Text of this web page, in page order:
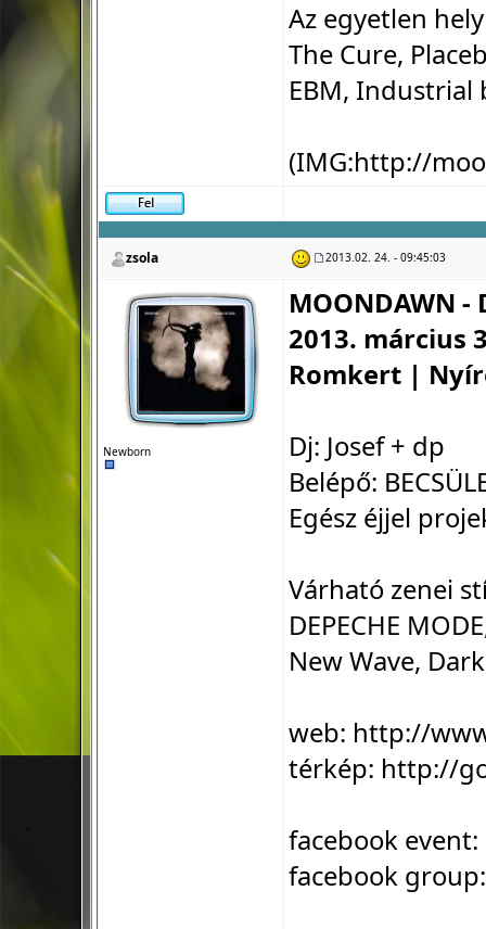
Az egyetlen
The Cure,
EBM, Industrial
(IMG:http://
zsola 2013.02. 24. - 09:45:03
Newborn
MOONDAWN -
2013. március
Romkert |
Dj: Josef + dp
Belépő:
Egész éjjel
Várható zenei
DEPECHE
New Wave,
web: http://
térkép: http://
facebook event:
facebook